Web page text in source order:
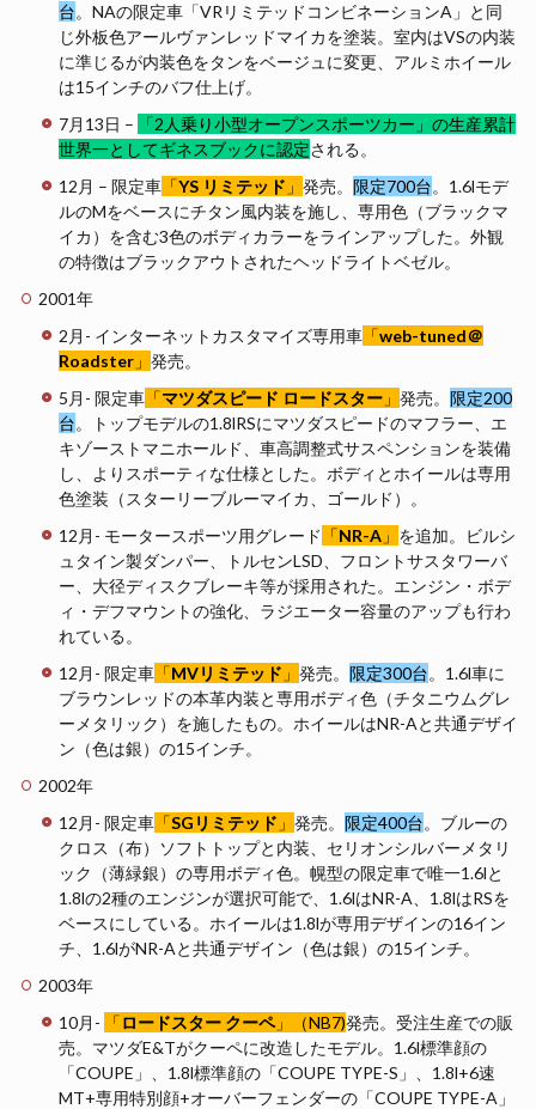
台。NAの限定車「VRリミテッドコンビネーションA」と同
じ外板色アールヴァンレッドマイカを塗装。室内はVSの内装
に準じるが内装色をタンをベージュに変更、アルミホイール
は15インチのバフ仕上げ。
7月13日 –
「2人乗り小型オープンスポーツカー」の生産累計
世界一としてギネスブックに認定される。
12月 – 限定車 「YS リミテッド 」 発売。 限定700台。1.6lモデ
ルのMをベースにチタン風内装を施し、専用色（ブラックマ
イカ）を含む3色のボディカラーをラインアップした。外観
の特徴はブラックアウトされたヘッドライトベゼル。
2001年
2月- インターネットカスタマイズ専用車 「web-tuned＠
Roadster 」 発売。
5月- 限定車 「マツダスピード ロードスター 」 発売。 限定200
台。トップモデルの1.8lRSにマツダスピードのマフラー、エ
キゾーストマニホールド、車高調整式サスペンションを装備
し、よりスポーティな仕様とした。ボディとホイールは専用
色塗装（スターリーブルーマイカ、ゴールド）。
12月- モータースポーツ用グレード 「NR-A 」 を追加。ビルシ
ュタイン製ダンパー、トルセンLSD、フロントサスタワーバ
ー、大径ディスクブレーキ等が採用された。エンジン・ボデ
ィ・デフマウントの強化、ラジエーター容量のアップも行わ
れている。
12月- 限定車 「MVリミテッド 」 発売。 限定300台。1.6l車に
ブラウンレッドの本革内装と専用ボディ色（チタニウムグレ
ーメタリック）を施したもの。ホイールはNR-Aと共通デザイ
ン（色は銀）の15インチ。
2002年
12月- 限定車 「SGリミテッド 」 発売。 限定400台。ブルーの
クロス（布）ソフトトップと内装、セリオンシルバーメタリ
ック（薄緑銀）の専用ボディ色。幌型の限定車で唯一1.6lと
1.8lの2種のエンジンが選択可能で、1.6lはNR-A、1.8lはRSを
ベースにしている。ホイールは1.8lが専用デザインの16イン
チ、1.6lがNR-Aと共通デザイン（色は銀）の15インチ。
2003年
10月-
「ロードスター クーペ」 （NB7)発売。受注生産での販
売。マツダE&Tがクーペに改造したモデル。1.6l標準顔の
「COUPE」、1.8l標準顔の「COUPE TYPE-S」、1.8l+6速
MT+専用特別顔+オーバーフェンダーの「COUPE TYPE-A」